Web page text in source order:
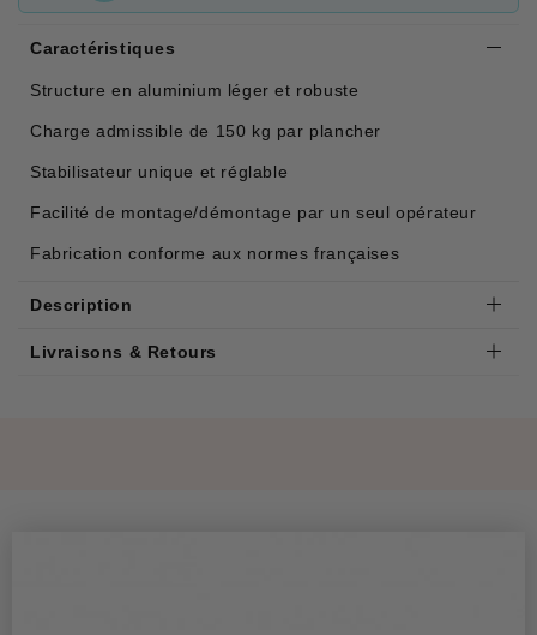
Caractéristiques
Structure en aluminium léger et robuste
Charge admissible de 150 kg par plancher
Stabilisateur unique et réglable
Facilité de montage/démontage par un seul opérateur
Fabrication conforme aux normes françaises
Description
Livraisons & Retours